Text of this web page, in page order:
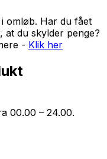
omløb. Har du fået
at du skylder penge?
- Klik her
00.00 – 24.00.